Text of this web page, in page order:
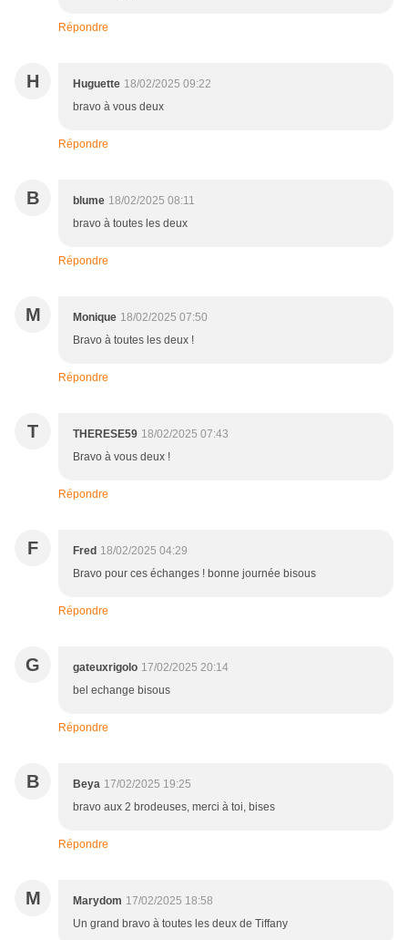
Répondre
H Huguette 18/02/2025 09:22
bravo à vous deux
Répondre
B blume 18/02/2025 08:11
bravo à toutes les deux
Répondre
M Monique 18/02/2025 07:50
Bravo à toutes les deux !
Répondre
T THERESE59 18/02/2025 07:43
Bravo à vous deux !
Répondre
F Fred 18/02/2025 04:29
Bravo pour ces échanges ! bonne journée bisous
Répondre
G gateuxrigolo 17/02/2025 20:14
bel echange bisous
Répondre
B Beya 17/02/2025 19:25
bravo aux 2 brodeuses, merci à toi, bises
Répondre
M Marydom 17/02/2025 18:58
Un grand bravo à toutes les deux de Tiffany